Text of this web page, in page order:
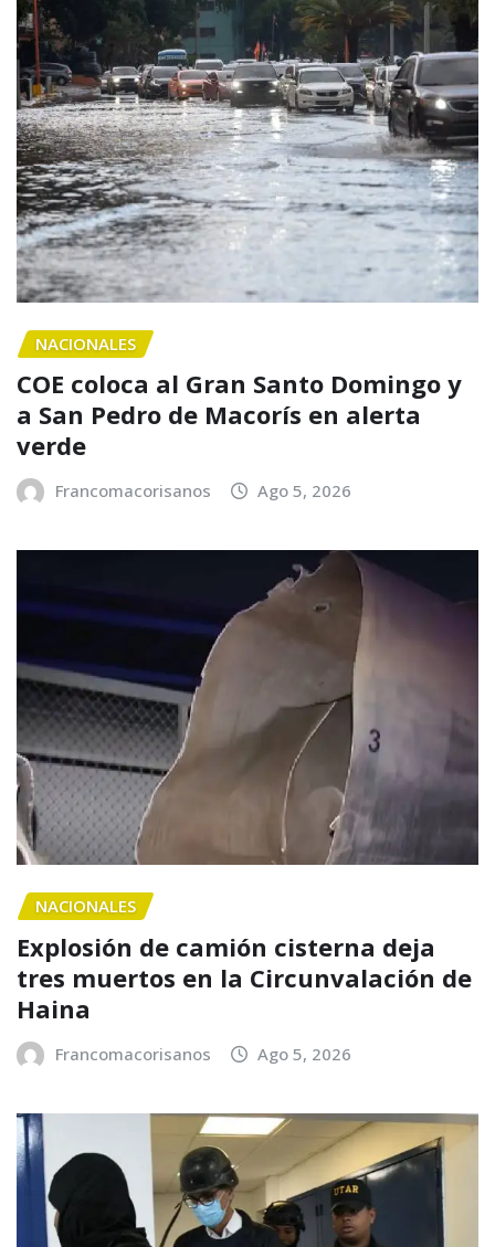
NACIONALES
COE coloca al Gran Santo Domingo y
a San Pedro de Macorís en alerta
verde
Francomacorisanos Ago 5, 2026
NACIONALES
Explosión de camión cisterna deja
tres muertos en la Circunvalación de
Haina
Francomacorisanos Ago 5, 2026